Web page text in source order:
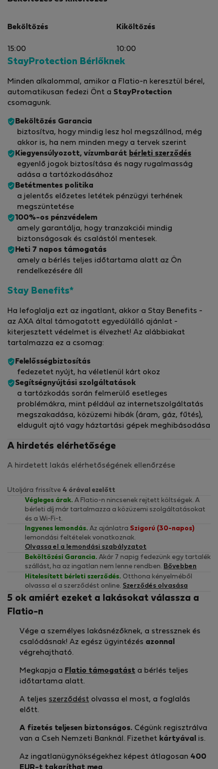
Beköltözés
15:00
Kiköltözés
10:00
StayProtection Bérlőknek
Minden alkalommal, amikor a Flatio-n keresztül bérel,
automatikusan fedezi Önt a StayProtection
csomagunk.
Beköltözés Garancia
biztosítva, hogy mindig lesz hol megszállnod, még
akkor is, ha nem minden megy a tervek szerint
Kiegyensúlyozott, vízumbarát bérleti szerződés
egyenlő jogok biztosítása és nagy rugalmasság
adása a tartózkodásához
Betétmentes politika
a jelentős előzetes letétek pénzügyi terhének
megszüntetése
100%-os pénzvédelem
amely garantálja, hogy tranzakciói mindig
biztonságosak és csalástól mentesek.
Heti 7 napos támogatás
amely a bérlés teljes időtartama alatt az Ön
rendelkezésére áll
Stay Benefits*
Ha lefoglalja ezt az ingatlant, akkor a Stay Benefits -
az AXA által támogatott egyedülálló ajánlat -
kiterjesztett védelmet is élvezhet! Az alábbiakat
tartalmazza ez a csomag:
Felelősségbiztosítás
fedezetet nyújt, ha véletlenül kárt okoz
Segítségnyújtási szolgáltatások
a tartózkodás során felmerülő esetleges
problémákra, mint például az internetszolgáltatás
megszakadása, közüzemi hibák (áram, gáz, fűtés),
eldugult ajtó vagy háztartási gépek meghibásodása
A hirdetés elérhetősége
A hirdetett lakás elérhetőségének ellenőrzése
Utoljára frissítve 4 órával ezelőtt
Végleges árak. A Flatio-n nincsenek rejtett költségek. A
bérleti díj már tartalmazza a közüzemi szolgáltatásokat
és a Wi-Fi-t.
Ingyenes lemondás. Az ajánlatra Szigorú (30-napos)
lemondási feltételek vonatkoznak.
Olvassa el a lemondási szabályzatot
Beköltözési Garancia. Akár 7 napig fedezünk egy tartalék
szállást, ha az ingatlan nem lenne rendben. Bővebben
Hitelesített bérleti szerződés. Otthona kényelméből
olvassa el a szerződést online. Szerződés olvasása
5 ok amiért ezeket a lakásokat válassza a
Flatio-n
Vége a személyes lakásnézőknek, a stressznek és
csalódásnak! Az egész ügyintézés azonnal
végrehajtható.
Megkapja a Flatio támogatást a bérlés teljes
időtartama alatt.
A teljes szerződést olvassa el most, a foglalás
előtt.
A fizetés teljesen biztonságos. Cégünk regisztrálva
van a Cseh Nemzeti Banknál. Fizethet kártyával is.
Az ingatlanügynökségekhez képest átlagosan 400
EUR-t takaríthat meg.